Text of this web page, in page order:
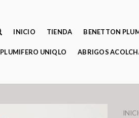
INICIO TIENDA BENETTON
PLUMIFERO UNIQLO ABRIGOS